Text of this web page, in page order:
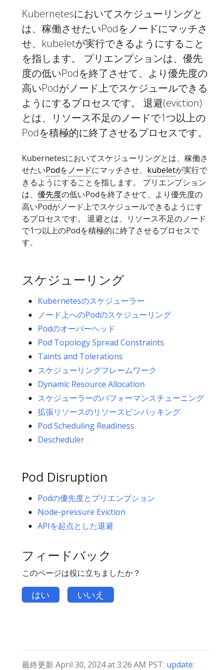
Kubernetesにおいてスケジューリングと
は、稼働させたいPodをノードにマッチさ
せ、kubeletが実行できるようにすること
を指します。 プリエンプションは、優先
度の低いPodを終了させて、より優先度の
高いPodがノード上でスケジュールできる
ようにするプロセスです。 退避(eviction)
とは、リソース不足のノードで1つ以上の
Podを積極的に終了させるプロセスです。
Kubernetesにおいてスケジューリングとは、稼働さ
せたいPodをノードにマッチさせ、 kubeletが実行で
きるようにすることを指します。 プリエンプション
は、 優先度の低いPodを終了させて、より優先度の
高いPodがノード上でスケジュールできるようにす
るプロセスです。 退避とは、リソース不足のノード
で1つ以上のPodを積極的に終了させるプロセスで
す。
スケジューリング
Kubernetesのスケジューラー
ノード上へのPodのスケジューリング
Podのオーバーヘッド
Pod Topology Spread Constraints
Taints and Tolerations
スケジューリングフレームワーク
Dynamic Resource Allocation
スケジューラーのパフォーマンスチューニング
拡張リソースのリソースビンパッキング
Pod Scheduling Readiness
Descheduler
Pod Disruption
Podの優先度とプリエンプション
Node-pressure Eviction
APIを起点とした退避
フィードバック
このページは役に立ちましたか？
はい いいえ
最終更新 April 30, 2024 at 3:26 AM PST: update: